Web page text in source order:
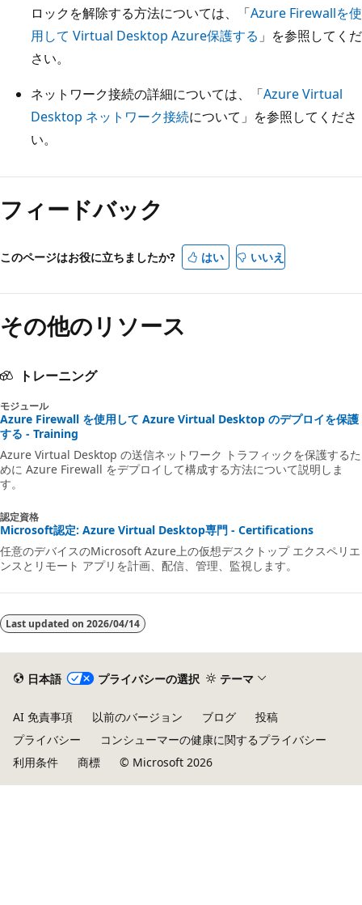
ロックを解除する方法については、「Azure Firewallを使
用して Virtual Desktop Azure保護する 」を参照してくだ
さい。
ネットワーク接続の詳細については、「Azure Virtual
Desktop ネットワーク接続について」を参照してくださ
い。
フィードバック
このページはお役に立ちましたか? はい いいえ
その他のリソース
トレーニング
モジュール
Azure Firewall を使用して Azure Virtual Desktop のデプロイを保護
する - Training
Azure Virtual Desktop の送信ネットワーク トラフィックを保護するた
めに Azure Firewall をデプロイして構成する方法について説明しま
す。
認定資格
Microsoft認定: Azure Virtual Desktop専門 - Certifications
任意のデバイスのMicrosoft Azure上の仮想デスクトップ エクスペリエ
ンスとリモート アプリを計画、配信、管理、監視します。
Last updated on 2026/04/14
日本語 プライバシーの選択 テーマ
AI 免責事項 以前のバージョン ブログ
投稿
プライバシー
コンシューマーの健康に関するプライバシー
利用条件
商標 © Microsoft 2026